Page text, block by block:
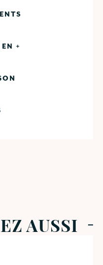
+
AUSSI